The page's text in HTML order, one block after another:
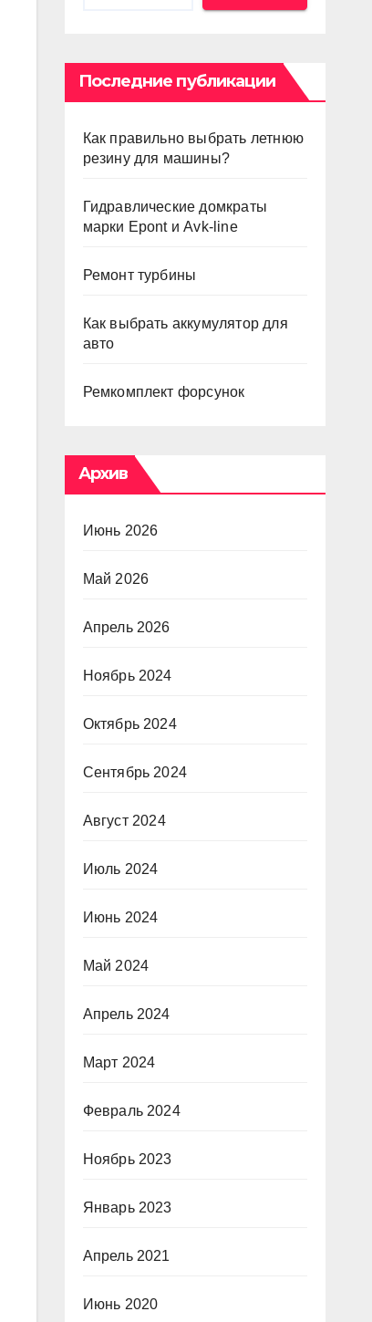
Последние публикации
Как правильно выбрать летнюю
резину для машины?
Гидравлические домкраты
марки Epont и Avk-line
Ремонт турбины
Как выбрать аккумулятор для
авто
Ремкомплект форсунок
Архив
Июнь 2026
Май 2026
Апрель 2026
Ноябрь 2024
Октябрь 2024
Сентябрь 2024
Август 2024
Июль 2024
Июнь 2024
Май 2024
Апрель 2024
Март 2024
Февраль 2024
Ноябрь 2023
Январь 2023
Апрель 2021
Июнь 2020